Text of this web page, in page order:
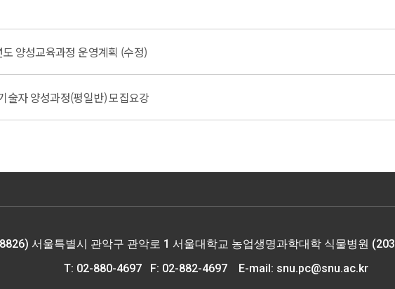
양성교육과정 운영계획 (수정)
술자 양성과정(평일반) 모집요강
서울특별시 관악구 관악로 1 서울대학교 농업생명과학대학 식물병원
T: 02-880-4697
F: 02-882-4697 E-mail: snu.pc@snu.ac.kr